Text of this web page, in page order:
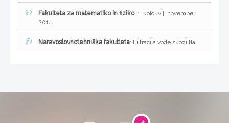
Fakulteta za matematiko in fiziko: 1. kolokvij, november
2014
Naravoslovnotehniška fakulteta: Filtracija vode skozi tla